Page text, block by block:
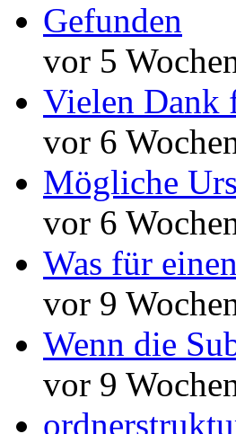
Gefunden
vor 5
Vielen Dank
vor 6
Mögliche
vor 6
Was für
vor 9
Wenn die
vor 9